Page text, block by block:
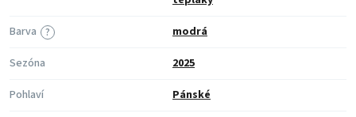
?
Barva
modrá
Sezóna
2025
Pohlaví
Pánské